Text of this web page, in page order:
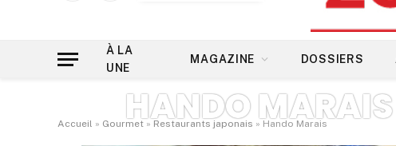
À LA
UNE
MAGAZINE DOSSIERS
Accueil » Gourmet » Restaurants japonais » Hando Marais
HANDO MARAIS